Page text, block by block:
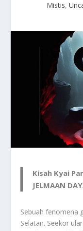
Mistis,
Kisah Kyai
JELMAAN
Sebuah fenomena
Selatan. Seekor